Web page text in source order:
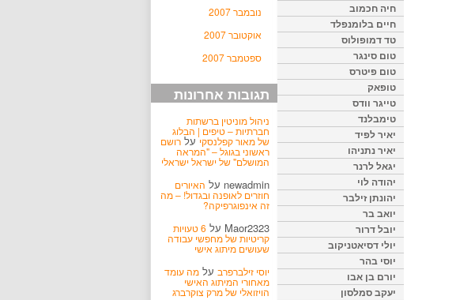
נובמבר 2007
אוקטובר 2007
ספטמבר 2007
תגובות אחרונות
ניהול מוניטין ברשתות
חברתיות – טיפים | הבלוג
של מאור קפלנסקיעל רושם
ראשוני בגוגל – "המראה
המושלם" של ישראל ישראלי
newadmin על האיורים
חוזרים לאופנה ובגדול! – מה
זה אינפוגרפיקה?
Maor2323 על 6 טעויות
קריטיות של מחפשי עבודה
שעושים מיתוג אישי
יוסי זילברפרב על מה עומד
מאחורי המיתוג האישי
הויזואלי של מרק צוקרברג
חיה חכמוב
חיים בלומנפלד
טד דמופולוס
טום סינגר
טום פיטרס
טופאק
טייגר וודס
טימבלנד
יאיר לפיד
יאיר נתניהו
יגאל לרנר
יהודה לוי
יהונתן זילבר
יואב בר
יובל דרור
יולי דסיאטניקוב
יוסי בהר
יורם בן אבו
יעקב סמלסון